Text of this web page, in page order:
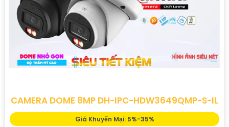
CAMERA DOME 8MP DH-IPC-HDW3649QMP-S-IL
Giá Khuyến Mại: 5%-35%